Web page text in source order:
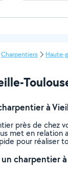
Charpentiers Haute-
à
près de
met en
pour réaliser
charpentier